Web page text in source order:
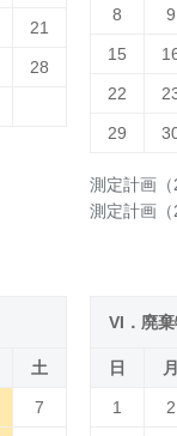
21
28
8 9
15
22
29
測定計画（
測定計画（
土
7
VI．廃
日 月
1 2